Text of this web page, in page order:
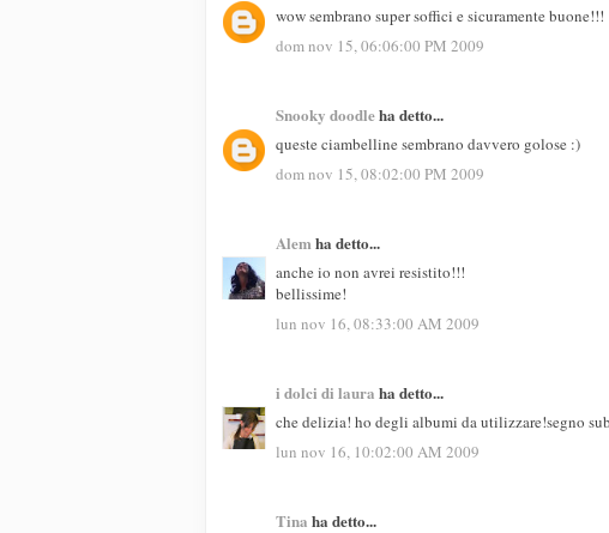
wow sembrano super soffici e sicuramente buone!!!
dom nov 15, 06:06:00 PM 2009
Snooky doodleha detto...
queste ciambelline sembrano davvero golose :)
dom nov 15, 08:02:00 PM 2009
Alem ha detto...
anche io non avrei resistito!!!
bellissime!
lun nov 16, 08:33:00 AM 2009
i dolci di laura ha detto...
che delizia! ho degli albumi da utilizzare!segno
lun nov 16, 10:02:00 AM 2009
Tina ha detto...